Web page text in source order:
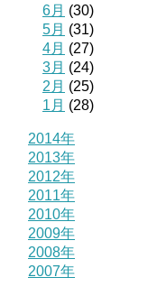
6月 (30)
5月 (31)
4月 (27)
3月 (24)
2月 (25)
1月 (28)
2014年
2013年
2012年
2011年
2010年
2009年
2008年
2007年